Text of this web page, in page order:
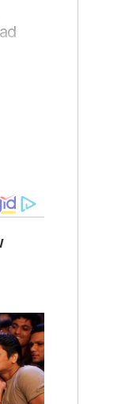
tak nak duit
dibayar tunai.